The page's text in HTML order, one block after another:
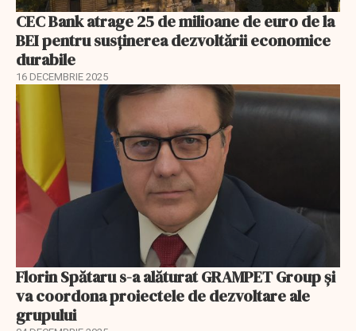
CEC Bank atrage 25 de milioane de euro de la
BEI pentru susținerea dezvoltării economice
durabile
16 DECEMBRIE 2025
Florin Spătaru s-a alăturat GRAMPET Group și
va coordona proiectele de dezvoltare ale
grupului